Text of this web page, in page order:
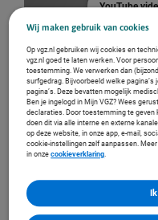
YouTube
Deze video
website
Instellingen
Tip! Download de VGZ app. Voor een
Wij maken gebruik van cookies
Op vgz.nl gebruiken wij cookies en
vgz.nl goed te laten werken. Voor
toestemming. We verwerken dan
surfgedrag. Bijvoorbeeld welke pagina’s
pagina’s. Deze bevatten mogelijk
Ben je ingelogd in Mijn VGZ? Wees
declaraties. Door toestemming te
doen dit via alle interne en externe
op deze website, in onze app, e-mail,
cookie-instellingen zelf aanpassen.
in onzecookieverklaring.